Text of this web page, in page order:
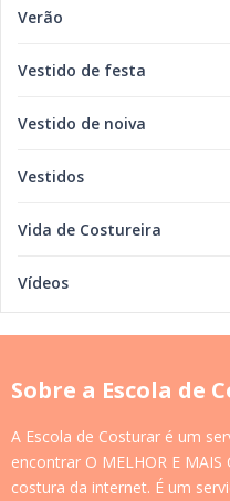
Verão
Vestido de festa
Vestido de noiva
Vestidos
Vida de Costureira
Vídeos
Sobre a Escola de
A Escola de Costurar é um
encontrar O MELHOR E MAIS
costura da internet. É um